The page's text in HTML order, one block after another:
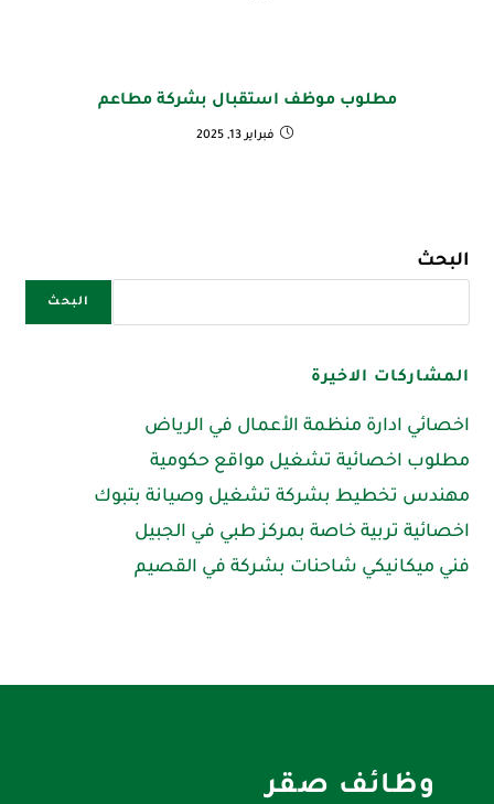
مطلوب موظف استقبال بشركة مطاعم
فبراير 13, 2025
البحث
البحث
المشاركات الاخيرة
اخصائي ادارة منظمة الأعمال في الرياض
مطلوب اخصائية تشغيل مواقع حكومية
مهندس تخطيط بشركة تشغيل وصيانة بتبوك
اخصائية تربية خاصة بمركز طبي في الجبيل
فني ميكانيكي شاحنات بشركة في القصيم
وظائف صقر